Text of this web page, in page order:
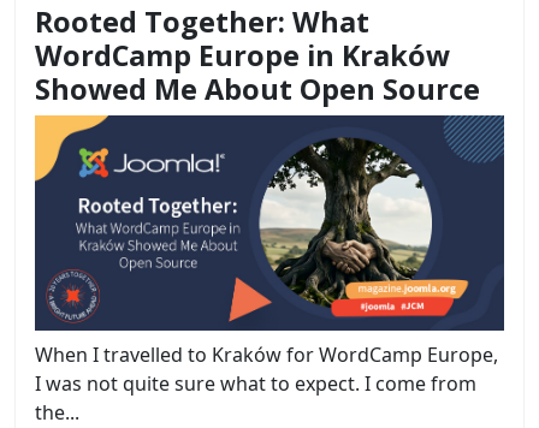
Rooted Together: What
WordCamp Europe in Kraków
Showed Me About Open Source
When I travelled to Kraków for WordCamp Europe,
I was not quite sure what to expect. I come from
the...